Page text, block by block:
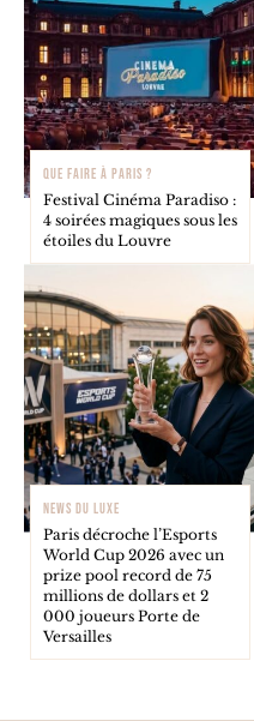
QUE FAIRE À PARIS ?
Festival Cinéma Paradiso :
4 soirées magiques sous les
étoiles du Louvre
NEWS DU LUXE
Paris décroche l’Esports
World Cup 2026 avec un
prize pool record de 75
millions de dollars et 2
000 joueurs Porte de
Versailles